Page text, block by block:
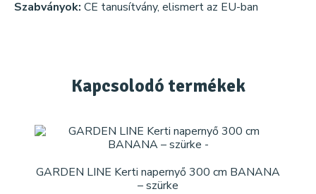
Szabványok: CE tanusítvány, elismert az EU-ban
Kapcsolodó termékek
GARDEN LINE Kerti napernyő 300 cm BANANA
– szürke